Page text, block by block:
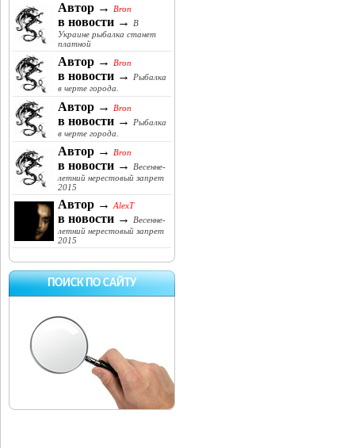
Автор → Bron
в новости →
В
Украине рыбалка станет
платной
Автор → Bron
в новости →
Рыбалка
в черте города.
Автор → Bron
в новости →
Рыбалка
в черте города.
Автор → Bron
в новости →
Весенне-
летний нерестовый запрет
2015
Автор → AlexT
в новости →
Весенне-
летний нерестовый запрет
2015
ПОИСК ПО САЙТУ